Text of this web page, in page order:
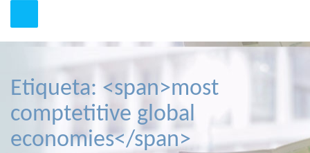
Etiqueta: <span>most
comptetitive global
economies</span>